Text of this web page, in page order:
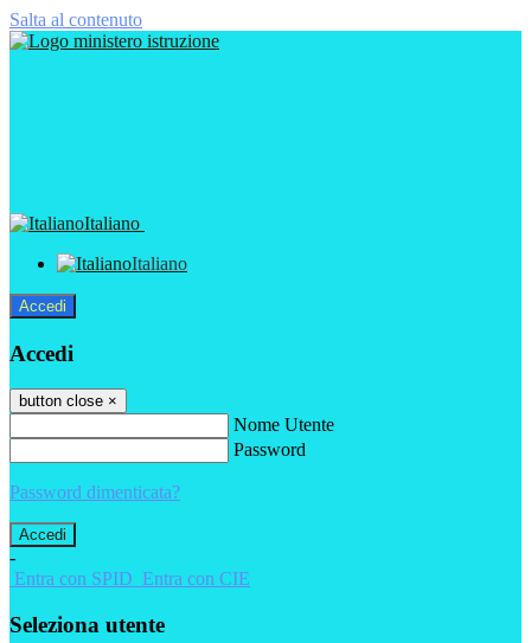
Salta al contenuto
Italiano
Italiano
Accedi
Accedi
button close ×
Nome Utente
Password
Password dimenticata?
-
Entra con SPID Entra con CIE
Seleziona utente